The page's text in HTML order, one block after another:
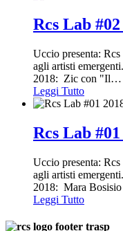
Rcs Lab
Uccio presenta:
agli artisti
2018: Zic con "Il…
Leggi Tutto
Rcs Lab
Uccio presenta:
agli artisti
2018: Mara Bosisio
Leggi Tutto